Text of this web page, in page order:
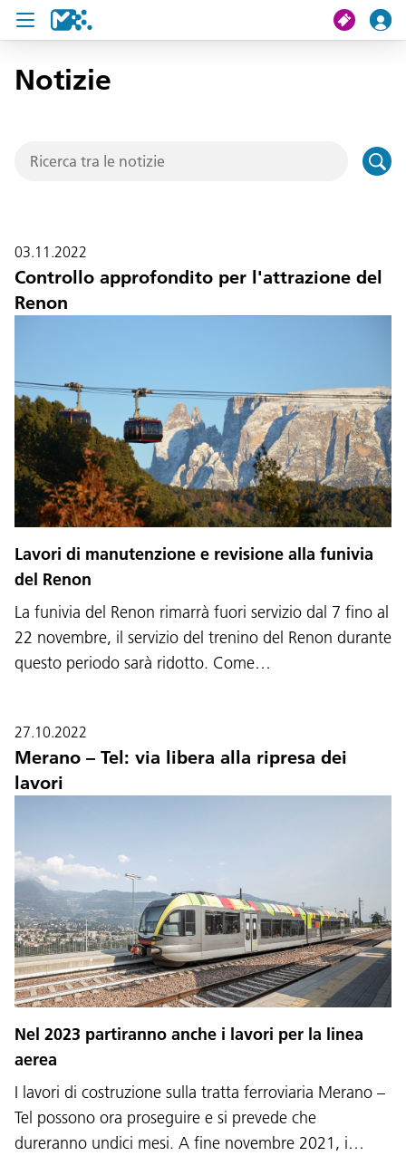
Cerca
Notizie
Progetti
Notizie
03.11.2022
Controllo approfondito per l'attrazione del
Renon
Lavori di manutenzione e revisione alla funivia
del Renon
La funivia del Renon rimarrà fuori servizio dal 7 fino al
22 novembre, il servizio del trenino del Renon durante
questo periodo sarà ridotto. Come…
27.10.2022
Merano – Tel: via libera alla ripresa dei
lavori
Nel 2023 partiranno anche i lavori per la linea
aerea
I lavori di costruzione sulla tratta ferroviaria Merano –
Tel possono ora proseguire e si prevede che
dureranno undici mesi. A fine novembre 2021, i…